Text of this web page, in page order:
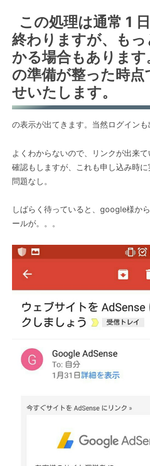
この処理は通常 1
終わりますが、も
かる場合もあります
の準備が整った時点
せいたします。
の表示が出てきます。当然ログインも
よくわからないので、リンクが出来て
確認もしますが、これも申し込み時
問題なし。
しばらく待っていると、google様か
ールが。。。